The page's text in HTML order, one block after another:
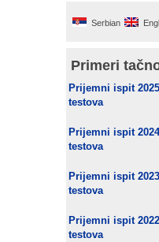
Serbian
Primeri
Prijemni ispit
testova
Prijemni ispit
testova
Prijemni ispit
testova
Prijemni ispit
testova